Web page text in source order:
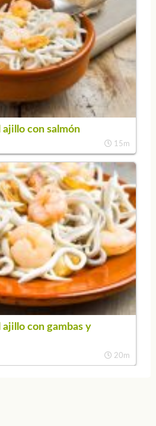
ajillo con salmón
15m
ajillo con gambas y
20m